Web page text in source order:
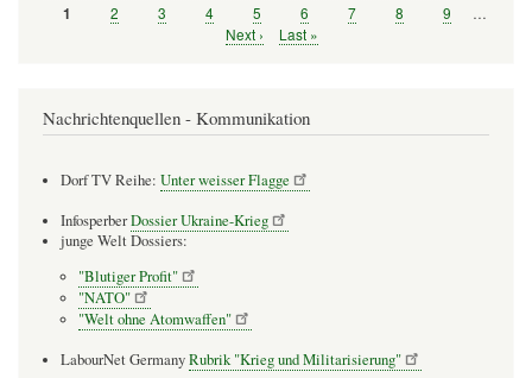
Seitennummerierung
Seite
1 Seite
2 Seite
3 Seite
4 Seite
5 Seite
6 Seite
7 Seite
8 Seite
9
…
Nächste
Next ›
Letzte
Last »
Nachrichtenquellen - Kommunikation
Dorf TV Reihe: Unter weisser Flagge
InfosperberDossier Ukraine-Krieg
junge Welt Dossiers:
"Blutiger Profit"
"NATO"
"Welt ohne Atomwaffen"
LabourNet GermanyRubrik "Krieg und Militarisierung"